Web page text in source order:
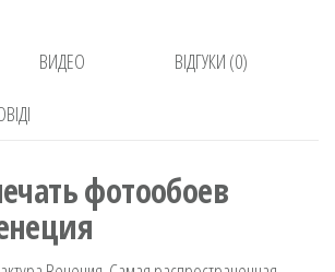
ВИДЕО
ВІДГУКИ (0)
фотообоев